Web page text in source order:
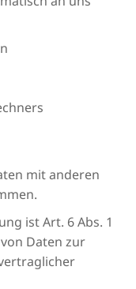
mit anderen
ist Art. 6 Abs. 1
Daten zur